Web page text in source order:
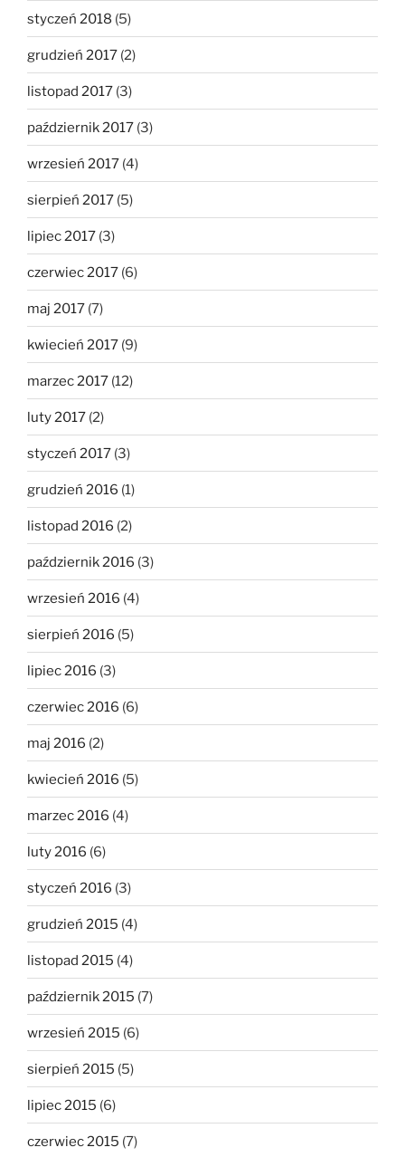
styczeń 2018 (5)
grudzień 2017 (2)
listopad 2017 (3)
październik 2017 (3)
wrzesień 2017 (4)
sierpień 2017 (5)
lipiec 2017 (3)
czerwiec 2017 (6)
maj 2017 (7)
kwiecień 2017 (9)
marzec 2017 (12)
luty 2017 (2)
styczeń 2017 (3)
grudzień 2016 (1)
listopad 2016 (2)
październik 2016 (3)
wrzesień 2016 (4)
sierpień 2016 (5)
lipiec 2016 (3)
czerwiec 2016 (6)
maj 2016 (2)
kwiecień 2016 (5)
marzec 2016 (4)
luty 2016 (6)
styczeń 2016 (3)
grudzień 2015 (4)
listopad 2015 (4)
październik 2015 (7)
wrzesień 2015 (6)
sierpień 2015 (5)
lipiec 2015 (6)
czerwiec 2015 (7)